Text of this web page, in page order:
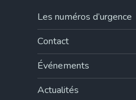
Les numéros d’urgence
Contact
Événements
Actualités